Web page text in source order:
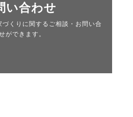
い合わせ
くりに関するご相談・お問い合
ができます。